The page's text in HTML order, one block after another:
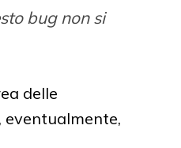
bug non si
delle
eventualmente,